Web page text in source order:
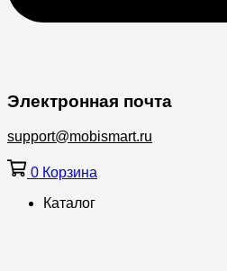
Электронная почта
support@mobismart.ru
0 Корзина
Каталог